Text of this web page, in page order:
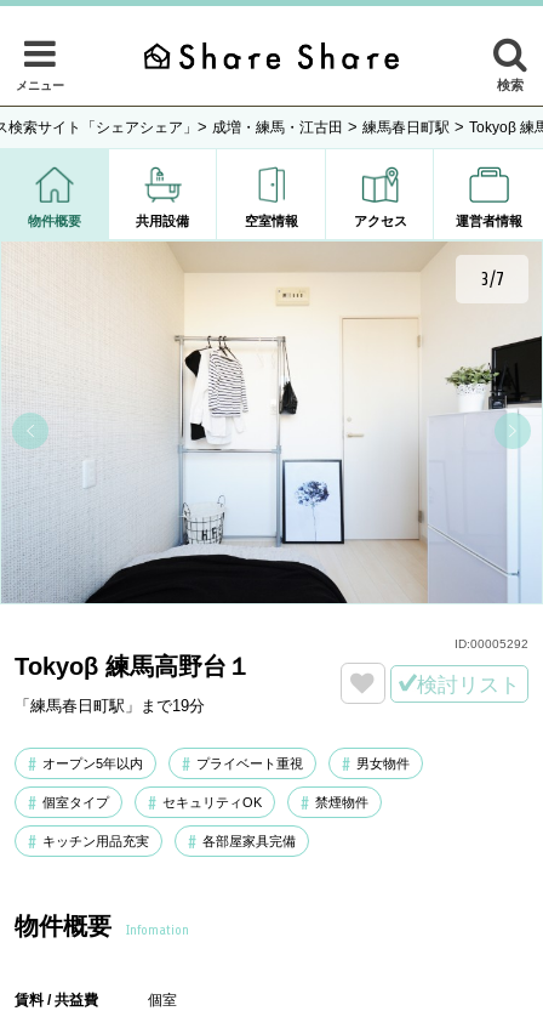
メニュー 検索
検索サイト「シェアシェア」 > 成増・練馬・江古田 > 練馬春日町駅 > Tokyoβ 練
物件概要 共用設備 空室情報 アクセス 運営者情報
3/7
Tokyoβ 練馬高野台１
「練馬春日町駅」まで19分
検討リスト
オープン5年以内 プライベート重視 男女物件
個室タイプ セキュリティOK 禁煙物件
キッチン用品充実 各部屋家具完備
ID:00005292
物件概要 Infomation
賃料 / 共益費 個室